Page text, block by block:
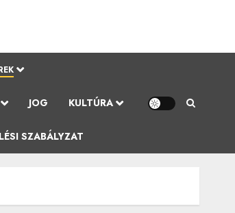
JOG KULTÚRA
SZABÁLYZAT